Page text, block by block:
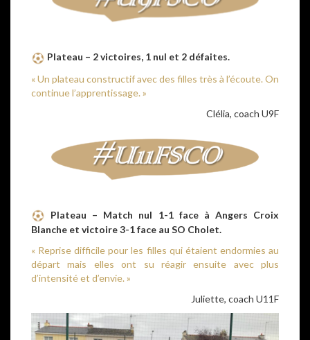
Plateau – 2 victoires, 1 nul et 2 défaites.
« Un plateau constructif avec des filles très à l’écoute. On
continue l’apprentissage. »
Clélia, coach U9F
Plateau – Match nul 1-1 face à Angers Croix
Blanche et victoire 3-1 face au SO Cholet.
« Reprise difficile pour les filles qui étaient endormies au
départ mais elles ont su réagir ensuite avec plus
d’intensité et d’envie. »
Juliette, coach U11F